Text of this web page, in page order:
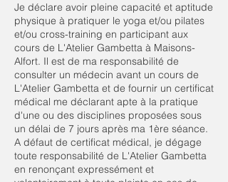
Je déclare avoir pleine capacité et aptitude
physique à pratiquer le yoga et/ou pilates
et/ou cross-training en participant aux
cours de L'Atelier Gambetta à Maisons-
Alfort. Il est de ma responsabilité de
consulter un médecin avant un cours de
L'Atelier Gambetta et de fournir un certificat
médical me déclarant apte à la pratique
d'une ou des disciplines proposées sous
un délai de 7 jours après ma 1ère séance.
A défaut de certificat médical, je dégage
toute responsabilité de L'Atelier Gambetta
en renonçant expressément et